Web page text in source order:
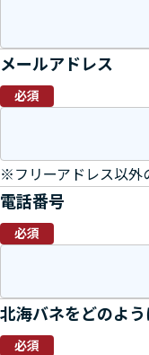
メールアドレス
必須
※フリーアドレス以外
電話番号
必須
北海バネをどのよ
必須